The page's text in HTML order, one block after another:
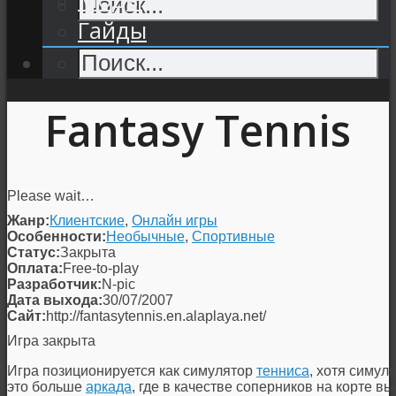
Гайды
Fantasy Tennis
Please wait…
Жанр:Клиентские, Онлайн игры
Особенности:Необычные, Спортивные
Статус:Закрыта
Оплата:Free-to-play
Разработчик:N-pic
Дата выхода:30/07/2007
Сайт:http://fantasytennis.en.alaplaya.net/
Игра закрыта
Игра позиционируется как симулятор тенниса, хотя
это больше аркада, где в качестве соперников на корте